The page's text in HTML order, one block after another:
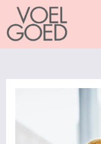
Skip
content